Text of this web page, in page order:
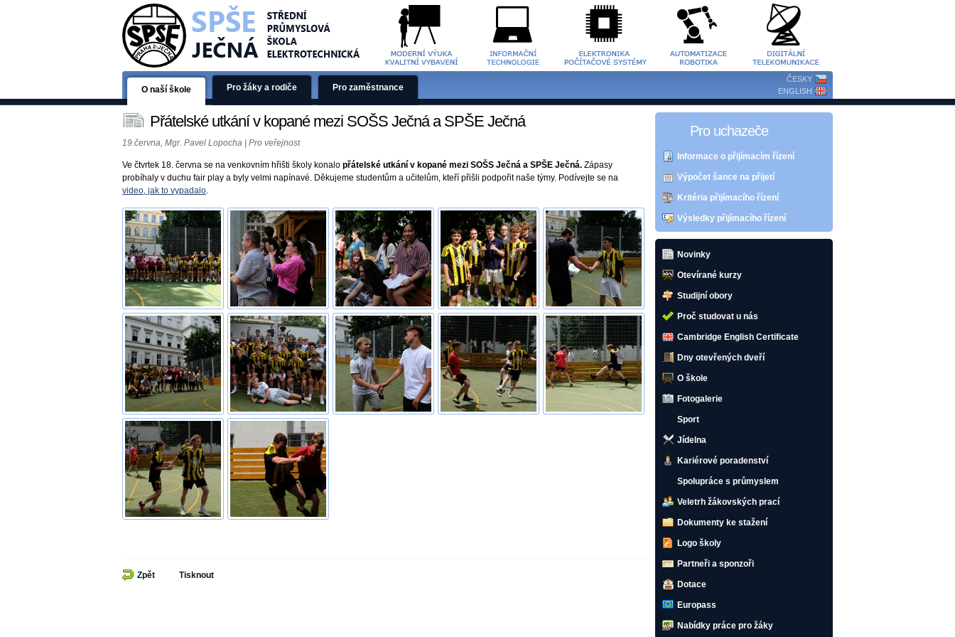
ČESKY
ENGLISH
O naší škole Pro žáky a rodiče Pro zaměstnance
Pro uchazeče
Informace o přijímacím řízení
Výpočet šance na přijetí
Kritéria přijímacího řízení
Výsledky přijímacího řízení
Novinky
Otevírané kurzy
Studijní obory
Proč studovat u nás
Cambridge English Certificate
Dny otevřených dveří
O škole
Fotogalerie
Sport
Jídelna
Kariérové poradenství
Spolupráce s průmyslem
Veletrh žákovských prací
Dokumenty ke stažení
Logo školy
Partneři a sponzoři
Dotace
Europass
Nabídky práce pro žáky
Přátelské utkání v kopané mezi SOŠS Ječná a SPŠE Ječná
19.června, Mgr. Pavel Lopocha | Pro veřejnost
Ve čtvrtek 18. června se na venkovním hřišti školy konalo přátelské utkání v kopané mezi SOŠS Ječná a SPŠE Ječná. Zápasy
probíhaly v duchu fair play a byly velmi napínavé. Děkujeme studentům a učitelům, kteří přišli podpořit naše týmy. Podívejte se na
video, jak to vypadalo.
Zpět Tisknout